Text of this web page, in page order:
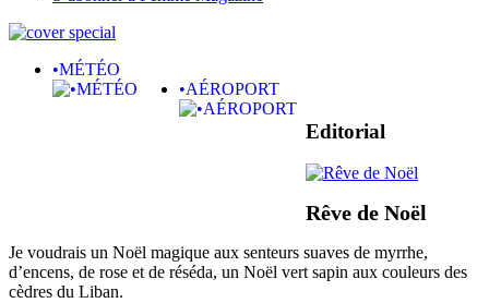
•MÉTÉO
•AÉROPORT
Editorial
Rêve de Noël
Je voudrais un Noël magique aux senteurs suaves de myrrhe,
d’encens, de rose et de réséda, un Noël vert sapin aux couleurs des
cèdres du Liban.